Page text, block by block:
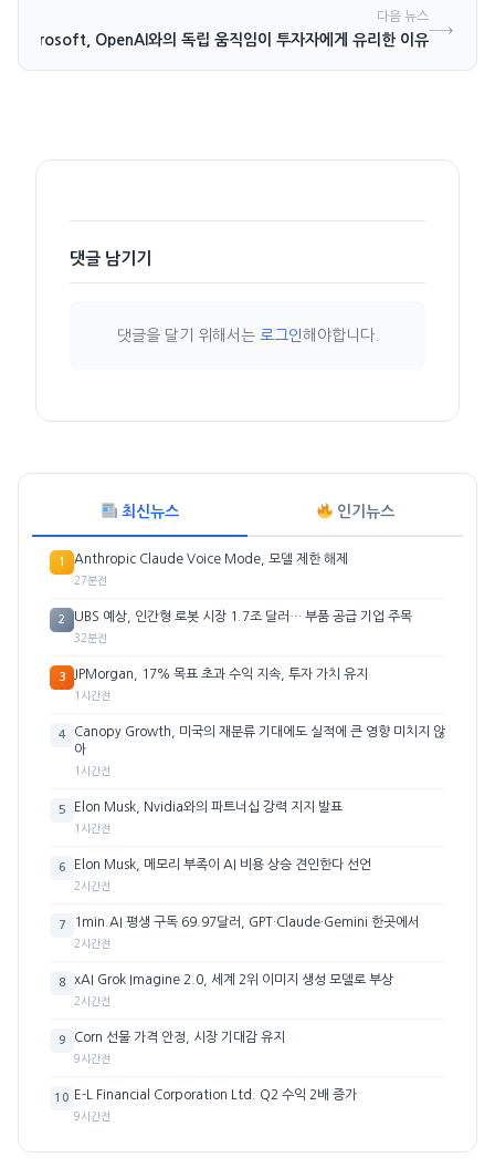
다음 뉴스
Microsoft, OpenAI와의 독립 움직임이 투자자에게 유리한 이유→
댓글 남기기
댓글을 달기 위해서는 로그인해야합니다.
최신뉴스 인기뉴스
1 Anthropic Claude Voice Mode, 모델 제한 해제
27분전
2 UBS 예상, 인간형 로봇 시장 1.7조 달러… 부품 공급 기업 주목
32분전
3 JPMorgan, 17% 목표 초과 수익 지속, 투자 가치 유지
1시간전
4
Canopy Growth, 미국의 재분류 기대에도 실적에 큰 영향 미치지 않
아
1시간전
5 Elon Musk, Nvidia와의 파트너십 강력 지지 발표
1시간전
6 Elon Musk, 메모리 부족이 AI 비용 상승 견인한다 선언
2시간전
7 1min.AI 평생 구독 69.97달러, GPT·Claude·Gemini 한곳에서
2시간전
8 xAI Grok Imagine 2.0, 세계 2위 이미지 생성 모델로 부상
2시간전
9 Corn 선물 가격 안정, 시장 기대감 유지
9시간전
10 E-L Financial Corporation Ltd. Q2 수익 2배 증가
9시간전